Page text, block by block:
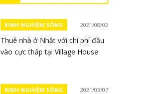
KINH NGHIỆM SỐNG 2021/08/02
Thuê nhà ở Nhật với chi phí đầu
vào cực thấp tại Village House
KINH NGHIỆM SỐNG 2021/03/07